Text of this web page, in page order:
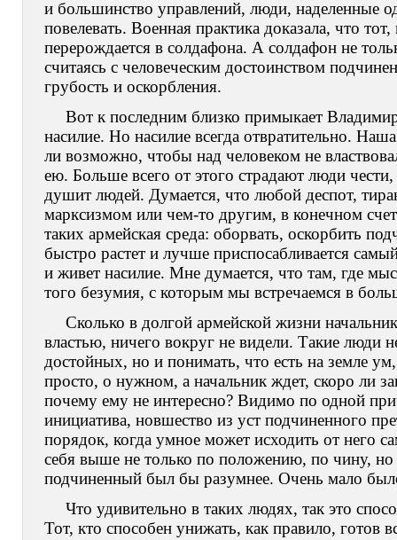
и большинство управлений, люди, наделенные
повелевать. Военная практика доказала, что
перерождается в солдафона. А солдафон не
считаясь с человеческим достоинством
грубость и оскорбления.
Вот к последним близко примыкает
насилие. Но насилие всегда отвратительно.
ли возможно, чтобы над человеком не
ею. Больше всего от этого страдают люди
душит людей. Думается, что любой деспот,
марксизмом или чем-то другим, в конечном
таких армейская среда: оборвать, оскорбить
быстро растет и лучше приспосабливается
и живет насилие. Мне думается, что там, где
того безумия, с которым мы встречаемся в
Сколько в долгой армейской жизни
властью, ничего вокруг не видели. Такие люди
достойных, но и понимать, что есть на земле
просто, о нужном, а начальник ждет, скоро ли
почему ему не интересно? Видимо по одной
инициатива, новшество из уст подчиненного
порядок, когда умное может исходить от него
себя выше не только по положению, по чину,
подчиненный был бы разумнее. Очень мало
Что удивительно в таких людях, так это
Тот, кто способен унижать, как правило, готов